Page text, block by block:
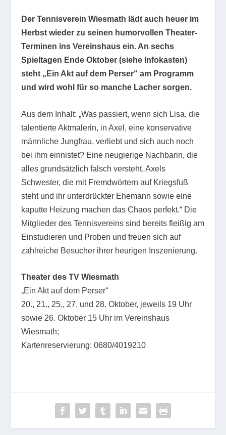
Der Tennisverein Wiesmath lädt auch heuer im
Herbst wieder zu seinen humorvollen Theater-
Terminen ins Vereinshaus ein. An sechs
Spieltagen Ende Oktober (siehe Infokasten)
steht „Ein Akt auf dem Perser“ am Programm
und wird wohl für so manche Lacher sorgen.
Aus dem Inhalt: „Was passiert, wenn sich Lisa, die
talentierte Aktmalerin, in Axel, eine konservative
männliche Jungfrau, verliebt und sich auch noch
bei ihm einnistet? Eine neugierige Nachbarin, die
alles grundsätzlich falsch versteht, Axels
Schwester, die mit Fremdwörtern auf Kriegsfuß
steht und ihr unterdrückter Ehemann sowie eine
kaputte Heizung machen das Chaos perfekt.“ Die
Mitglieder des Tennisvereins sind bereits fleißig am
Einstudieren und Proben und freuen sich auf
zahlreiche Besucher ihrer heurigen Inszenierung.
Theater des TV Wiesmath
„Ein Akt auf dem Perser“
20., 21., 25., 27. und 28. Oktober, jeweils 19 Uhr
sowie 26. Oktober 15 Uhr im Vereinshaus
Wiesmath;
Kartenreservierung: 0680/4019210